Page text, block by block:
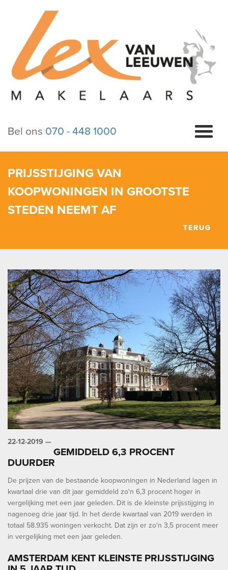
Bel ons 070 - 448 1000
PRIJSSTIJGING VAN
KOOPWONINGEN IN GROOTSTE
STEDEN NEEMT AF
TERUG
22-12-2019 —
GEMIDDELD 6,3 PROCENT
DUURDER
De prijzen van de bestaande koopwoningen in Nederland lagen in
kwartaal drie van dit jaar gemiddeld zo'n 6,3 procent hoger in
vergelijking met een jaar geleden. Dit is de kleinste prijsstijging in
nagenoeg drie jaar tijd. In het derde kwartaal van 2019 werden in
totaal 58.935 woningen verkocht. Dat zijn er zo'n 3,5 procent meer
in vergelijking met een jaar geleden.
AMSTERDAM KENT KLEINSTE PRIJSSTIJGING